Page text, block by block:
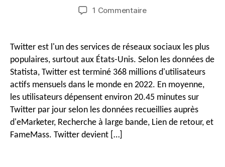
1 Commentairesur
vidéos
Twitter?
(8
Façons)
Twitter est l'un des services de réseaux sociaux les plus
populaires, surtout aux États-Unis. Selon les données de
Statista, Twitter est terminé 368 millions d'utilisateurs
actifs mensuels dans le monde en 2022. En moyenne,
les utilisateurs dépensent environ 20.45 minutes sur
Twitter par jour selon les données recueillies auprès
d'eMarketer, Recherche à large bande, Lien de retour, et
FameMass. Twitter devient […]